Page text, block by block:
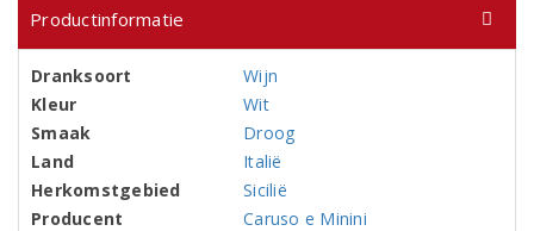
Productinformatie
Dranksoort
Wijn
Kleur
Wit
Smaak
Droog
Land
Italië
Herkomstgebied
Sicilië
Producent
Caruso e Minini